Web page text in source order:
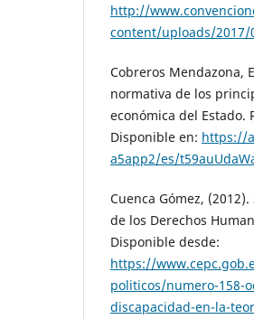
http://
content/uploads/2017/
Cobreros Mendazona,
normativa de los
económica del Estado.
Disponible en: https://
a5app2/es/
Cuenca Gómez,
de los Derechos
Disponible desde:
https://
politicos/numero-158-
discapacidad-en-la-